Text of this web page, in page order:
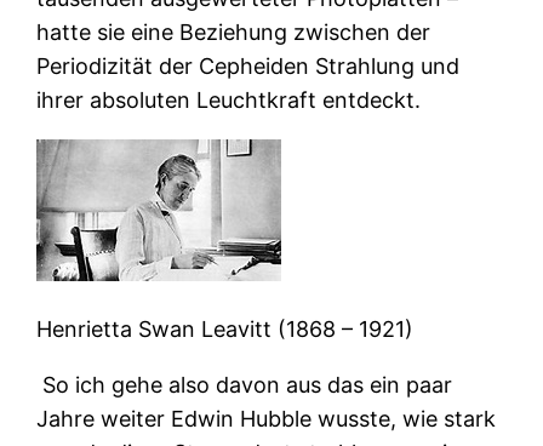
hatte sie eine Beziehung zwischen der
Periodizität der Cepheiden Strahlung und
ihrer absoluten Leuchtkraft entdeckt.
Henrietta Swan Leavitt (1868 – 1921)
So ich gehe also davon aus das ein paar
Jahre weiter Edwin Hubble wusste, wie stark